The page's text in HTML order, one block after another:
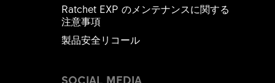
Ratchet EXP のメンテナンスに関する
注意事項
製品安全リコール
SOCIAL MEDIA